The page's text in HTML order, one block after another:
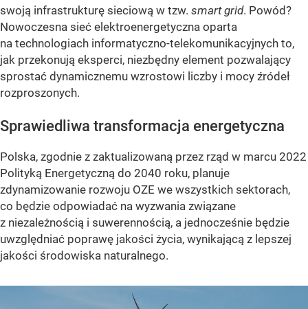
swoją infrastrukturę sieciową w tzw. smart grid. Powód?
Nowoczesna sieć elektroenergetyczna oparta
na technologiach informatyczno-telekomunikacyjnych to,
jak przekonują eksperci, niezbędny element pozwalający
sprostać dynamicznemu wzrostowi liczby i mocy źródeł
rozproszonych.
Sprawiedliwa transformacja energetyczna
Polska, zgodnie z zaktualizowaną przez rząd w marcu 2022
Polityką Energetyczną do 2040 roku, planuje
zdynamizowanie rozwoju OZE we wszystkich sektorach,
co będzie odpowiadać na wyzwania związane
z niezależnością i suwerennością, a jednocześnie będzie
uwzględniać poprawę jakości życia, wynikającą z lepszej
jakości środowiska naturalnego.